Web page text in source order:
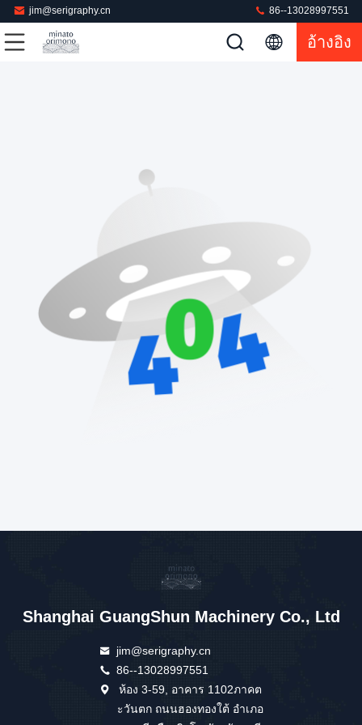
jim@serigraphy.cn 86--13028997551
อ้างอิง
Shanghai GuangShun Machinery Co., Ltd
jim@serigraphy.cn
86--13028997551
ห้อง 3-59, อาคาร 1102ภาคต
ะวันตก ถนนฮองทองใต้ อําเภอ